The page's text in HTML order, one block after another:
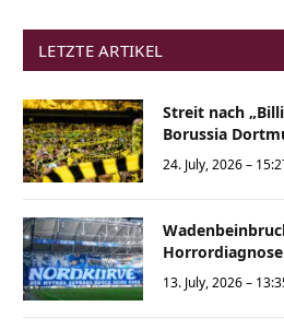
LETZTE ARTIKEL
Streit nach
Borussia
24. July, 2026 –
13. July, 2026 –